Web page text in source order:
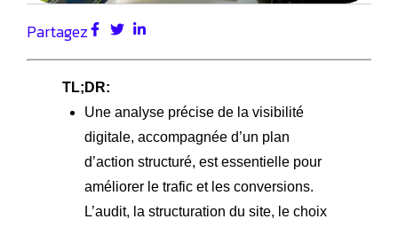
Partagez
TL;DR:
Une analyse précise de la visibilité
digitale, accompagnée d’un plan
d’action structuré, est essentielle pour
améliorer le trafic et les conversions.
L’audit, la structuration du site, le choix